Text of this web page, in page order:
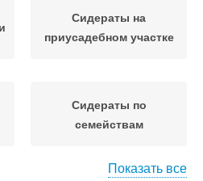
Сидераты на
приусадебном участке
Сидераты по
семействам
Показать все